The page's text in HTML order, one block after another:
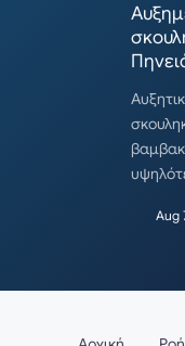
Aug